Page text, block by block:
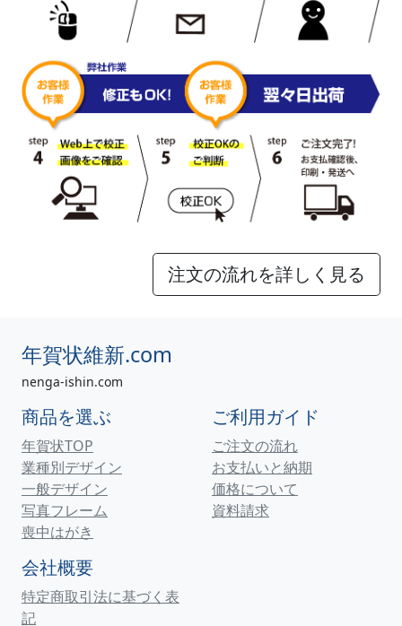
注文の流れを詳しく見る
年賀状維新.com
nenga-ishin.com
商品を選ぶ
年賀状TOP
業種別デザイン
一般デザイン
写真フレーム
喪中はがき
ご利用ガイド
ご注文の流れ
お支払いと納期
価格について
資料請求
会社概要
特定商取引法に基づく表
記